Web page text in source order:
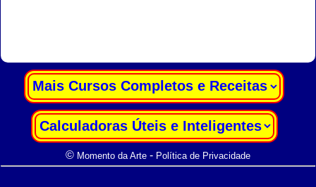
© Momento da Arte- Política de Privacidade